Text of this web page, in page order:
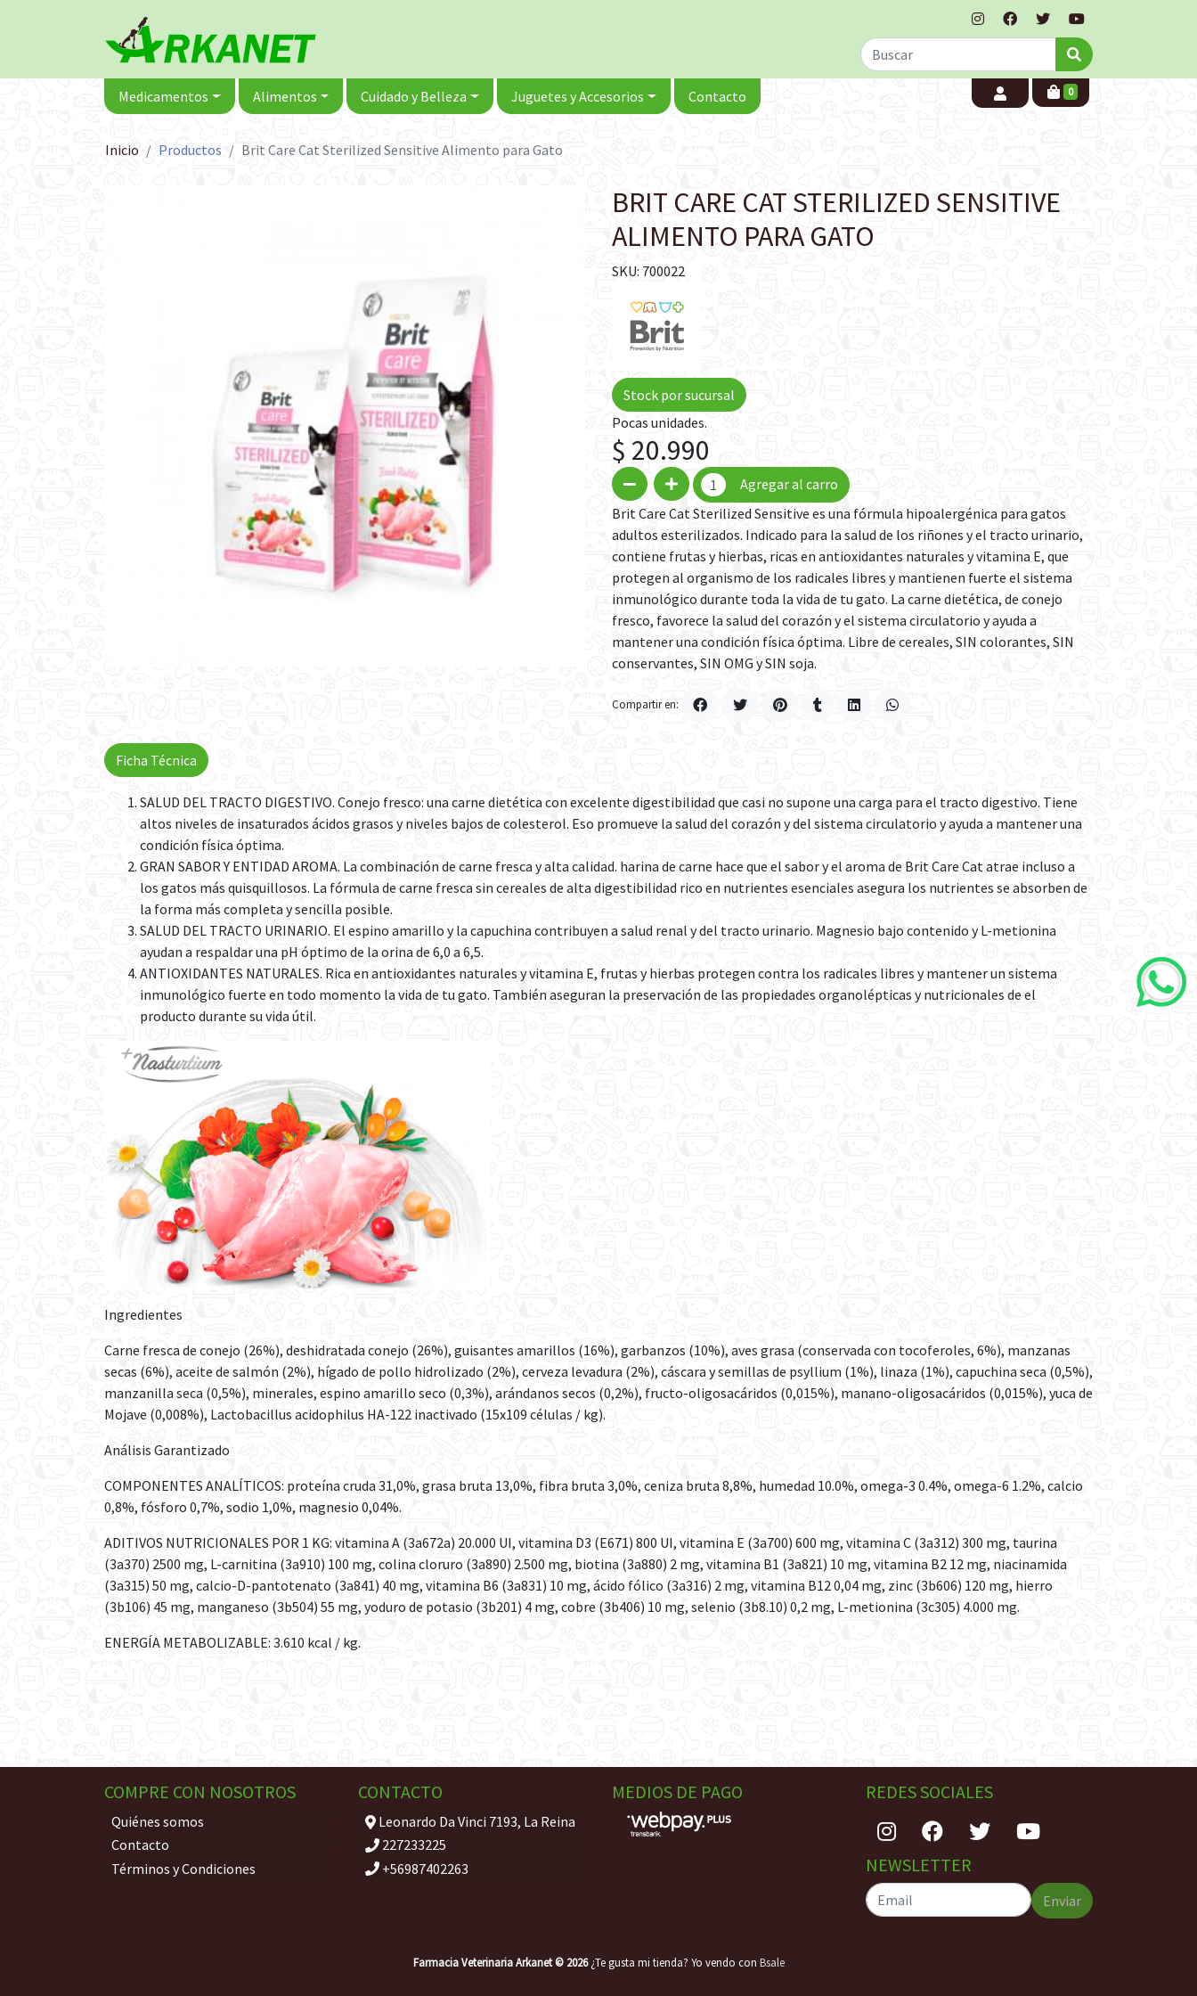
Medicamentos Alimentos Cuidado y Belleza Juguetes y Accesorios Contacto 0
Inicio Productos Brit Care Cat Sterilized Sensitive Alimento para Gato
BRIT CARE CAT STERILIZED SENSITIVE
ALIMENTO PARA GATO
SKU: 700022
Stock por sucursal
Pocas unidades.
$ 20.990
Agregar al carro
Brit Care Cat Sterilized Sensitive es una fórmula hipoalergénica para gatos
adultos esterilizados. Indicado para la salud de los riñones y el tracto urinario,
contiene frutas y hierbas, ricas en antioxidantes naturales y vitamina E, que
protegen al organismo de los radicales libres y mantienen fuerte el sistema
inmunológico durante toda la vida de tu gato. La carne dietética, de conejo
fresco, favorece la salud del corazón y el sistema circulatorio y ayuda a
mantener una condición física óptima. Libre de cereales, SIN colorantes, SIN
conservantes, SIN OMG y SIN soja.
Compartir en:
SALUD DEL TRACTO DIGESTIVO. Conejo fresco: una carne dietética con excelente digestibilidad que casi no supone una carga para el tracto digestivo. Tiene
altos niveles de insaturados ácidos grasos y niveles bajos de colesterol. Eso promueve la salud del corazón y del sistema circulatorio y ayuda a mantener una
condición física óptima.
GRAN SABOR Y ENTIDAD AROMA. La combinación de carne fresca y alta calidad. harina de carne hace que el sabor y el aroma de Brit Care Cat atrae incluso a
los gatos más quisquillosos. La fórmula de carne fresca sin cereales de alta digestibilidad rico en nutrientes esenciales asegura los nutrientes se absorben de
la forma más completa y sencilla posible.
SALUD DEL TRACTO URINARIO. El espino amarillo y la capuchina contribuyen a salud renal y del tracto urinario. Magnesio bajo contenido y L-metionina
ayudan a respaldar una pH óptimo de la orina de 6,0 a 6,5.
ANTIOXIDANTES NATURALES. Rica en antioxidantes naturales y vitamina E, frutas y hierbas protegen contra los radicales libres y mantener un sistema
inmunológico fuerte en todo momento la vida de tu gato. También aseguran la preservación de las propiedades organolépticas y nutricionales de el
producto durante su vida útil.
Ingredientes
Carne fresca de conejo (26%), deshidratada conejo (26%), guisantes amarillos (16%), garbanzos (10%), aves grasa (conservada con tocoferoles, 6%), manzanas
secas (6%), aceite de salmón (2%), hígado de pollo hidrolizado (2%), cerveza levadura (2%), cáscara y semillas de psyllium (1%), linaza (1%), capuchina seca (0,5%),
manzanilla seca (0,5%), minerales, espino amarillo seco (0,3%), arándanos secos (0,2%), fructo-oligosacáridos (0,015%), manano-oligosacáridos (0,015%), yuca de
Mojave (0,008%), Lactobacillus acidophilus HA-122 inactivado (15x109 células / kg).
Análisis Garantizado
COMPONENTES ANALÍTICOS: proteína cruda 31,0%, grasa bruta 13,0%, fibra bruta 3,0%, ceniza bruta 8,8%, humedad 10.0%, omega-3 0.4%, omega-6 1.2%, calcio
0,8%, fósforo 0,7%, sodio 1,0%, magnesio 0,04%.
ADITIVOS NUTRICIONALES POR 1 KG: vitamina A (3a672a) 20.000 UI, vitamina D3 (E671) 800 UI, vitamina E (3a700) 600 mg, vitamina C (3a312) 300 mg, taurina
(3a370) 2500 mg, L-carnitina (3a910) 100 mg, colina cloruro (3a890) 2.500 mg, biotina (3a880) 2 mg, vitamina B1 (3a821) 10 mg, vitamina B2 12 mg, niacinamida
(3a315) 50 mg, calcio-D-pantotenato (3a841) 40 mg, vitamina B6 (3a831) 10 mg, ácido fólico (3a316) 2 mg, vitamina B12 0,04 mg, zinc (3b606) 120 mg, hierro
(3b106) 45 mg, manganeso (3b504) 55 mg, yoduro de potasio (3b201) 4 mg, cobre (3b406) 10 mg, selenio (3b8.10) 0,2 mg, L-metionina (3c305) 4.000 mg.
ENERGÍA METABOLIZABLE: 3.610 kcal / kg.
Ficha Técnica
COMPRE CON NOSOTROS
Quiénes somos
Contacto
Términos y Condiciones
CONTACTO
Leonardo Da Vinci 7193, La Reina
227233225
+56987402263
MEDIOS DE PAGO REDES SOCIALES
NEWSLETTER
Enviar
Farmacia Veterinaria Arkanet © 2026¿Te gusta mi tienda? Yo vendo con Bsale